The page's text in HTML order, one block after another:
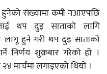
हुनेको संख्यामा कमी नआएपछि
थप दुइ साताको लागि
हुने गरी थप दुइ साताको
निर्णय शुक्रबार गरेको हो ।
मार्चमा लगाइएको थियो ।